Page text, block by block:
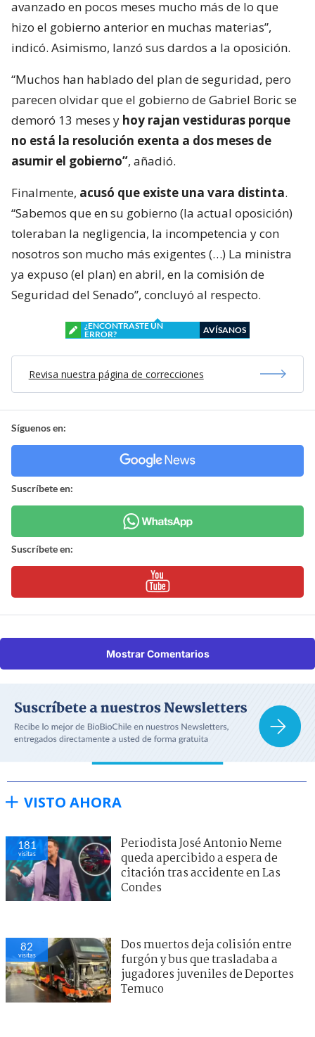
avanzado en pocos meses mucho más de lo que
hizo el gobierno anterior en muchas materias”,
indicó. Asimismo, lanzó sus dardos a la oposición.
“Muchos han hablado del plan de seguridad, pero
parecen olvidar que el gobierno de Gabriel Boric se
demoró 13 meses y hoy rajan vestiduras porque
no está la resolución exenta a dos meses de
asumir el gobierno”, añadió.
Finalmente, acusó que existe una vara distinta.
“Sabemos que en su gobierno (la actual oposición)
toleraban la negligencia, la incompetencia y con
nosotros son mucho más exigentes (…) La ministra
ya expuso (el plan) en abril, en la comisión de
Seguridad del Senado”, concluyó al respecto.
¿ENCONTRASTE UN
ERROR?
AVÍSANOS
Revisa nuestra página de correcciones
Síguenos en:
Suscríbete en:
Suscríbete en:
Mostrar Comentarios
VISTO AHORA
181
visitas
Periodista José Antonio Neme
queda apercibido a espera de
citación tras accidente en Las
Condes
82
visitas
Dos muertos deja colisión entre
furgón y bus que trasladaba a
jugadores juveniles de Deportes
Temuco